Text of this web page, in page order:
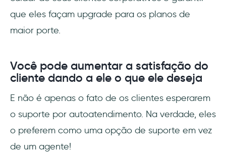
que eles façam upgrade para os planos de
maior porte.
Você pode aumentar a satisfação do
cliente dando a ele o que ele deseja
E não é apenas o fato de os clientes esperarem
o suporte por autoatendimento. Na verdade, eles
o preferem como uma opção de suporte em vez
de um agente!